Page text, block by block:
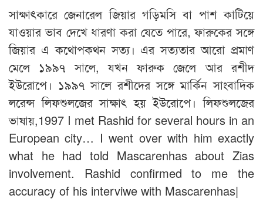
সাক্ষাৎকারে জেনারেল জিয়ার গড়িমসি বা পাশ কাটিয়ে
যাওয়ার ভাব দেখে ধারণা করা যেতে পারে, ফারুকের সঙ্গে
জিয়ার এ কথোপকথন সত্য। এর সত্যতার আরো প্রমাণ
মেলে ১৯৯৭ সালে, যখন ফারুক জেলে আর রশীদ
ইউরোপে। ১৯৯৭ সালে রশীদের সঙ্গে মার্কিন সাংবাদিক
লরেন্স লিফশুলজের সাক্ষাৎ হয় ইউরোপে। লিফশুলজের
ভাষায়,1997 I met Rashid for several hours in an
European city… I went over with him exactly
what he had told Mascarenhas about Zias
involvement. Rashid confirmed to me the
accuracy of his interviwe with Mascarenhas|